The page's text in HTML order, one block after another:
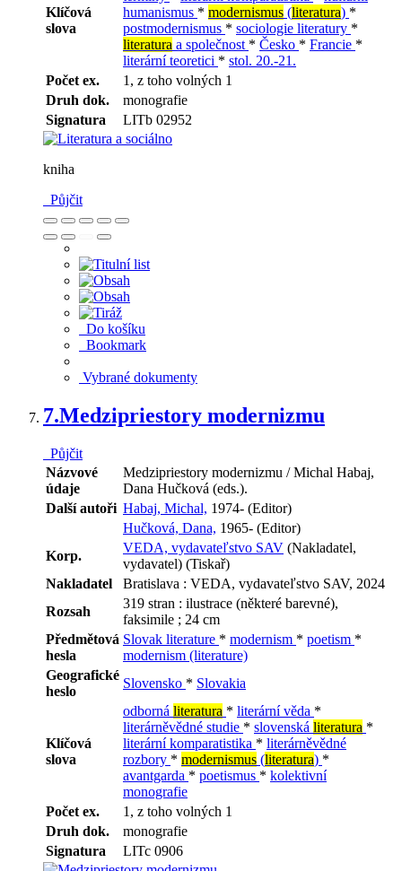
Klíčová
slova
humanismus * modernismus (literatura) *
postmodernismus * sociologie literatury *
literatura a společnost * Česko * Francie *
literární teoretici * stol. 20.-21.
Počet ex.
1, z toho volných 1
Druh dok.
monografie
Signatura
LITb 02952
kniha
Půjčit
Do košíku
Bookmark
Vybrané dokumenty
7.Medzipriestory modernizmu
Půjčit
Názvové
údaje
Medzipriestory modernizmu / Michal Habaj,
Dana Hučková (eds.).
Další autoři Habaj, Michal, 1974- (Editor)
Hučková, Dana, 1965- (Editor)
Korp.
VEDA, vydavateľstvo SAV (Nakladatel,
vydavatel) (Tiskař)
Nakladatel
Bratislava : VEDA, vydavateľstvo SAV, 2024
Rozsah
319 stran : ilustrace (některé barevné),
faksimile ; 24 cm
Předmětová
hesla
Slovak literature * modernism * poetism *
modernism (literature)
Geografické
heslo
Slovensko * Slovakia
Klíčová
slova
odborná literatura * literární věda *
literárněvědné studie * slovenská literatura *
literární komparatistika * literárněvědné
rozbory * modernismus (literatura) *
avantgarda * poetismus * kolektivní
monografie
Počet ex.
1, z toho volných 1
Druh dok.
monografie
Signatura
LITc 0906